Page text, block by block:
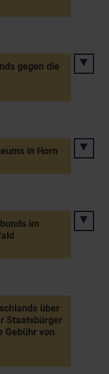
gegen die
in Horn
im
über
Staatsbürger
Gebühr von